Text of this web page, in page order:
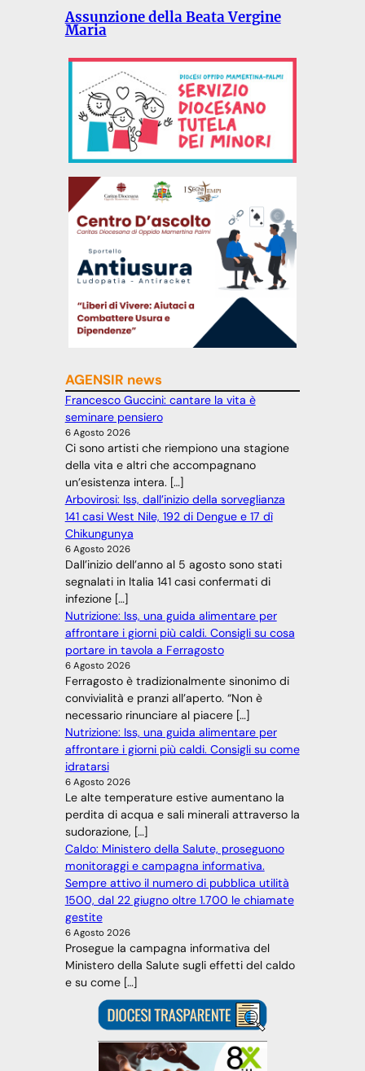
Assunzione della Beata Vergine
Maria
AGENSIR news
Francesco Guccini: cantare la vita è
seminare pensiero
6 Agosto 2026
Ci sono artisti che riempiono una stagione
della vita e altri che accompagnano
un’esistenza intera. […]
Arbovirosi: Iss, dall’inizio della sorveglianza
141 casi West Nile, 192 di Dengue e 17 dì
Chikungunya
6 Agosto 2026
Dall’inizio dell’anno al 5 agosto sono stati
segnalati in Italia 141 casi confermati di
infezione […]
Nutrizione: Iss, una guida alimentare per
affrontare i giorni più caldi. Consigli su cosa
portare in tavola a Ferragosto
6 Agosto 2026
Ferragosto è tradizionalmente sinonimo di
convivialità e pranzi all’aperto. “Non è
necessario rinunciare al piacere […]
Nutrizione: Iss, una guida alimentare per
affrontare i giorni più caldi. Consigli su come
idratarsi
6 Agosto 2026
Le alte temperature estive aumentano la
perdita di acqua e sali minerali attraverso la
sudorazione, […]
Caldo: Ministero della Salute, proseguono
monitoraggi e campagna informativa.
Sempre attivo il numero di pubblica utilità
1500, dal 22 giugno oltre 1.700 le chiamate
gestite
6 Agosto 2026
Prosegue la campagna informativa del
Ministero della Salute sugli effetti del caldo
e su come […]